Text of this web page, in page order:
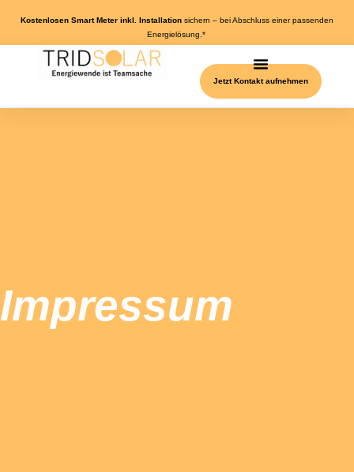
Kostenlosen Smart Meter inkl. Installation sichern – bei Abschluss einer passenden
Energielösung.*
Jetzt Kontakt aufnehmen
Impressum